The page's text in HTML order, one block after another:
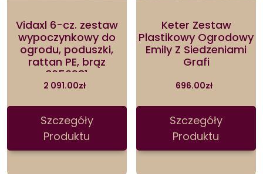
Vidaxl 6-cz. zestaw
wypoczynkowy do
ogrodu, poduszki,
rattan PE, brąz
3056981
2 091.00zł
Szczegóły
Produktu
Keter Zestaw
Plastikowy Ogrodowy
Emily Z Siedzeniami
Grafi
696.00zł
Szczegóły
Produktu